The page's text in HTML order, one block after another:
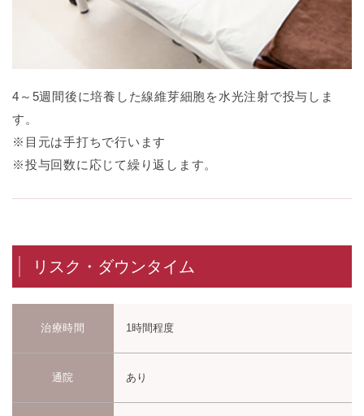
4～5週間後に培養した線維芽細胞を水光注射で投与しま
す。
※目元は手打ちで行います
※投与回数に応じて繰り返します。
リスク・ダウンタイム
治療時間 1時間程度
通院 あり